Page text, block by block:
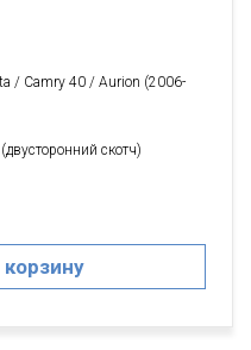
/ Camry 40 / Aurion (2006-
скотч)